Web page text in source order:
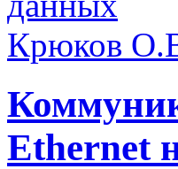
Крюков
Еthernet